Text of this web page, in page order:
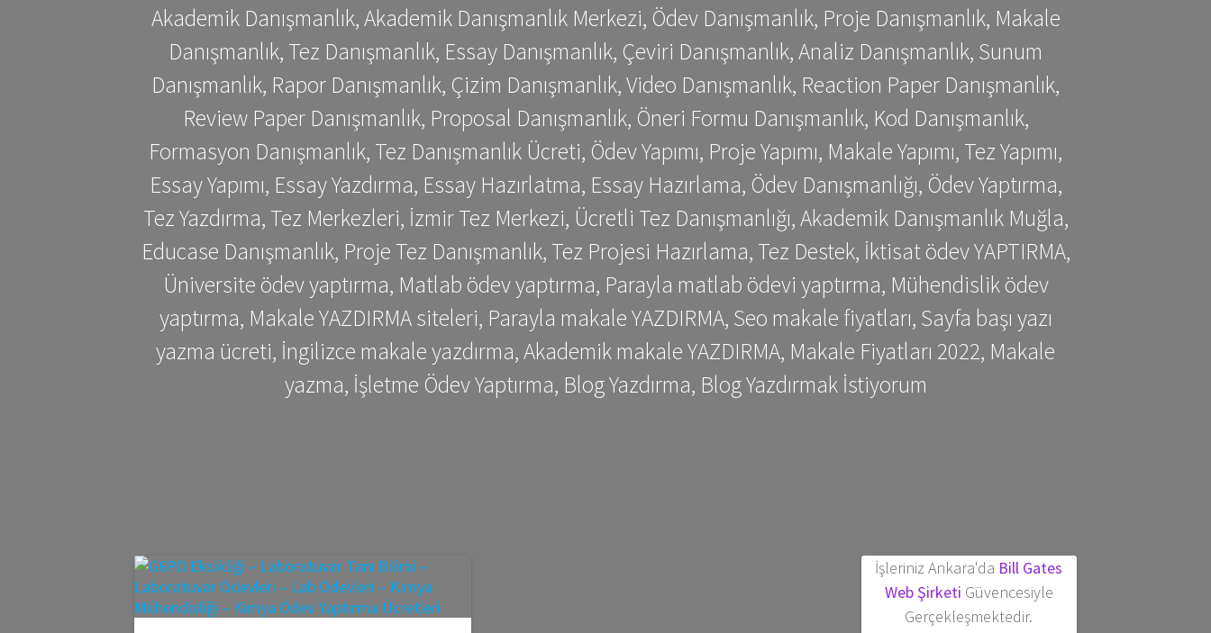
Akademik Danışmanlık, Akademik Danışmanlık Merkezi, Ödev Danışmanlık, Proje Danışmanlık, Makale
Danışmanlık, Tez Danışmanlık, Essay Danışmanlık, Çeviri Danışmanlık, Analiz Danışmanlık, Sunum
Danışmanlık, Rapor Danışmanlık, Çizim Danışmanlık, Video Danışmanlık, Reaction Paper Danışmanlık,
Review Paper Danışmanlık, Proposal Danışmanlık, Öneri Formu Danışmanlık, Kod Danışmanlık,
Formasyon Danışmanlık, Tez Danışmanlık Ücreti, Ödev Yapımı, Proje Yapımı, Makale Yapımı, Tez Yapımı,
Essay Yapımı, Essay Yazdırma, Essay Hazırlatma, Essay Hazırlama, Ödev Danışmanlığı, Ödev Yaptırma,
Tez Yazdırma, Tez Merkezleri, İzmir Tez Merkezi, Ücretli Tez Danışmanlığı, Akademik Danışmanlık Muğla,
Educase Danışmanlık, Proje Tez Danışmanlık, Tez Projesi Hazırlama, Tez Destek, İktisat ödev YAPTIRMA,
Üniversite ödev yaptırma, Matlab ödev yaptırma, Parayla matlab ödevi yaptırma, Mühendislik ödev
yaptırma, Makale YAZDIRMA siteleri, Parayla makale YAZDIRMA, Seo makale fiyatları, Sayfa başı yazı
yazma ücreti, İngilizce makale yazdırma, Akademik makale YAZDIRMA, Makale Fiyatları 2022, Makale
yazma, İşletme Ödev Yaptırma, Blog Yazdırma, Blog Yazdırmak İstiyorum
İşleriniz Ankara'da Bill Gates
Web Şirketi Güvencesiyle
Gerçekleşmektedir.